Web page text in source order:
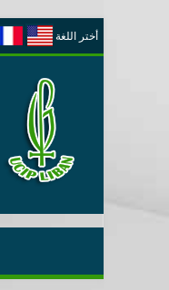
أختر اللغة